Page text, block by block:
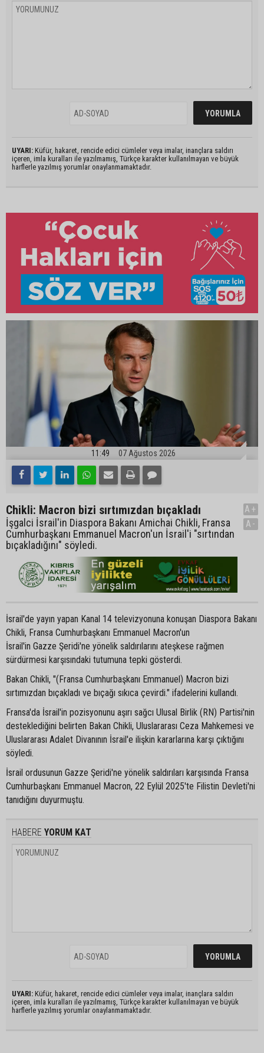
UYARI: Küfür, hakaret, rencide edici cümleler veya imalar, inançlara saldırı
içeren, imla kuralları ile yazılmamış, Türkçe karakter kullanılmayan ve büyük
harflerle yazılmış yorumlar onaylanmamaktadır.
11:49 07 Ağustos 2026
Chikli: Macron bizi sırtımızdan bıçakladı
İşgalci İsrail'in Diaspora Bakanı Amichai Chikli, Fransa
Cumhurbaşkanı Emmanuel Macron'un İsrail'i "sırtından
bıçakladığını" söyledi.
A+
A-
İsrail'de yayın yapan Kanal 14 televizyonuna konuşan Diaspora Bakanı
Chikli, Fransa Cumhurbaşkanı Emmanuel Macron'un
İsrail'in Gazze Şeridi'ne yönelik saldırılarını ateşkese rağmen
sürdürmesi karşısındaki tutumuna tepki gösterdi.
Bakan Chikli, "(Fransa Cumhurbaşkanı Emmanuel) Macron bizi
sırtımızdan bıçakladı ve bıçağı sıkıca çevirdi." ifadelerini kullandı.
Fransa'da İsrail'in pozisyonunu aşırı sağcı Ulusal Birlik (RN) Partisi'nin
desteklediğini belirten Bakan Chikli, Uluslararası Ceza Mahkemesi ve
Uluslararası Adalet Divanının İsrail'e ilişkin kararlarına karşı çıktığını
söyledi.
İsrail ordusunun Gazze Şeridi'ne yönelik saldırıları karşısında Fransa
Cumhurbaşkanı Emmanuel Macron, 22 Eylül 2025'te Filistin Devleti'ni
tanıdığını duyurmuştu.
HABERE YORUM KAT
UYARI: Küfür, hakaret, rencide edici cümleler veya imalar, inançlara saldırı
içeren, imla kuralları ile yazılmamış, Türkçe karakter kullanılmayan ve büyük
harflerle yazılmış yorumlar onaylanmamaktadır.